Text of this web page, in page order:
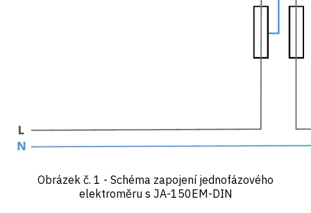
Obrázek č. 1 - Schéma zapojení jednofázového
elektroměru s JA-150EM-DIN